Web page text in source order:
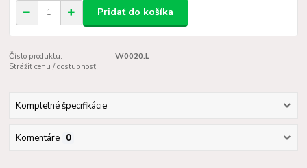
Pridať do košíka
Číslo produktu:
W0020.L
Strážiť cenu / dostupnosť
Kompletné špecifikácie
Komentáre 0